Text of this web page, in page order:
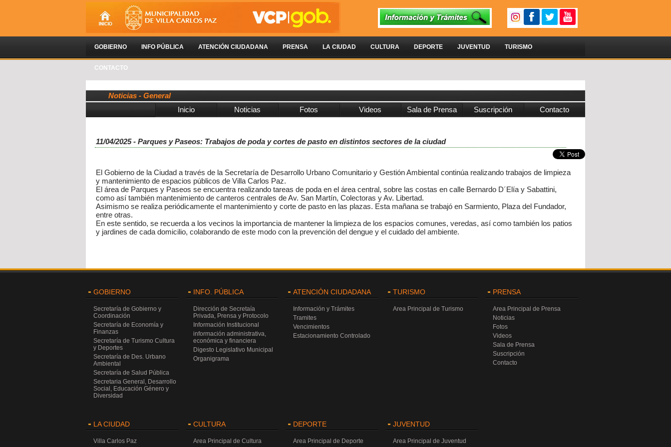
GOBIERNO INFO PÚBLICA ATENCIÓN CIUDADANA PRENSA LA CIUDAD CULTURA DEPORTE JUVENTUD TURISMO
CONTACTO
Noticias - General
Inicio
Noticias Fotos Videos Sala de Prensa Suscripción Contacto
11/04/2025 - Parques y Paseos: Trabajos de poda y cortes de pasto en distintos sectores de la ciudad
El Gobierno de la Ciudad a través de la Secretaría de Desarrollo Urbano Comunitario y Gestión Ambiental continúa realizando trabajos de limpieza
y mantenimiento de espacios públicos de Villa Carlos Paz.
El área de Parques y Paseos se encuentra realizando tareas de poda en el área central, sobre las costas en calle Bernardo D´Elía y Sabattini,
como así también mantenimiento de canteros centrales de Av. San Martín, Colectoras y Av. Libertad.
Asimismo se realiza periódicamente el mantenimiento y corte de pasto en las plazas. Esta mañana se trabajó en Sarmiento, Plaza del Fundador,
entre otras.
En este sentido, se recuerda a los vecinos la importancia de mantener la limpieza de los espacios comunes, veredas, así como también los patios
y jardines de cada domicilio, colaborando de este modo con la prevención del dengue y el cuidado del ambiente.
GOBIERNO
Secretaría de Gobierno y
Coordinación
Secretaría de Economía y
Finanzas
Secretaría de Turismo Cultura
y Deportes
Secretaría de Des. Urbano
Ambiental
Secretaría de Salud Pública
Secretaria General, Desarrollo
Social, Educación Género y
Diversidad
INFO. PÚBLICA
Dirección de Secretaía
Privada, Prensa y Protocolo
Información Institucional
información administrativa,
económica y financiera
Digesto Legislativo Municipal
Organigrama
ATENCIÓN CIUDADANA
Información y Trámites
Tramites
Vencimientos
Estacionamiento Controlado
TURISMO
Area Principal de Turismo
PRENSA
Area Principal de Prensa
Noticias
Fotos
Videos
Sala de Prensa
Suscripción
Contacto
LA CIUDAD
Villa Carlos Paz
CULTURA
Area Principal de Cultura
DEPORTE
Area Principal de Deporte
JUVENTUD
Area Principal de Juventud